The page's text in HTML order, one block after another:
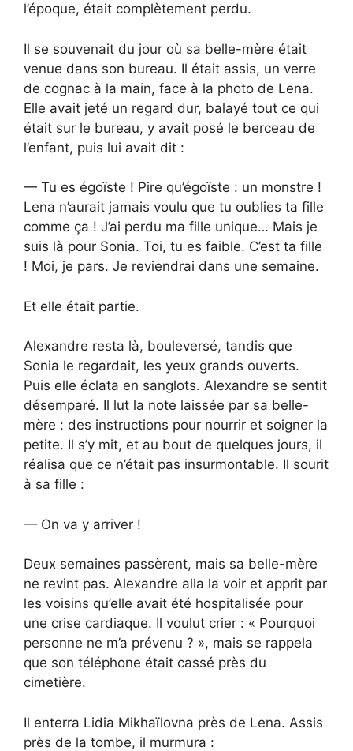
l’époque, était complètement perdu.
Il se souvenait du jour où sa belle-mère était
venue dans son bureau. Il était assis, un verre
de cognac à la main, face à la photo de Lena.
Elle avait jeté un regard dur, balayé tout ce qui
était sur le bureau, y avait posé le berceau de
l’enfant, puis lui avait dit :
— Tu es égoïste ! Pire qu’égoïste : un monstre !
Lena n’aurait jamais voulu que tu oublies ta fille
comme ça ! J’ai perdu ma fille unique… Mais je
suis là pour Sonia. Toi, tu es faible. C’est ta fille
! Moi, je pars. Je reviendrai dans une semaine.
Et elle était partie.
Alexandre resta là, bouleversé, tandis que
Sonia le regardait, les yeux grands ouverts.
Puis elle éclata en sanglots. Alexandre se sentit
désemparé. Il lut la note laissée par sa belle-
mère : des instructions pour nourrir et soigner la
petite. Il s’y mit, et au bout de quelques jours, il
réalisa que ce n’était pas insurmontable. Il sourit
à sa fille :
— On va y arriver !
Deux semaines passèrent, mais sa belle-mère
ne revint pas. Alexandre alla la voir et apprit par
les voisins qu’elle avait été hospitalisée pour
une crise cardiaque. Il voulut crier : « Pourquoi
personne ne m’a prévenu ? », mais se rappela
que son téléphone était cassé près du
cimetière.
Il enterra Lidia Mikhaïlovna près de Lena. Assis
près de la tombe, il murmura :